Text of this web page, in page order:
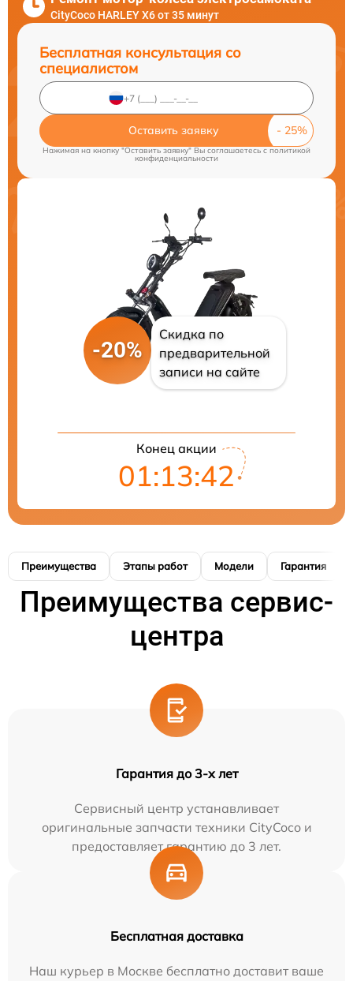
CityCoco HARLEY X6 от 35 минут
Бесплатная консультация со
специалистом
Оставить заявку
Нажимая на кнопку "Оставить заявку" Вы соглашаетесь cполитикой
конфиденциальности
-20%
Скидка по
предварительной
записи на сайте
Конец акции
01:13:41
Преимущества Этапы работ Модели Гарантия
Преимущества сервис-
центра
Гарантия до 3-х лет
Сервисный центр устанавливает
оригинальные запчасти техники CityCoco и
предоставляет гарантию до 3 лет.
Бесплатная доставка
Наш курьер в Москве бесплатно доставит ваше